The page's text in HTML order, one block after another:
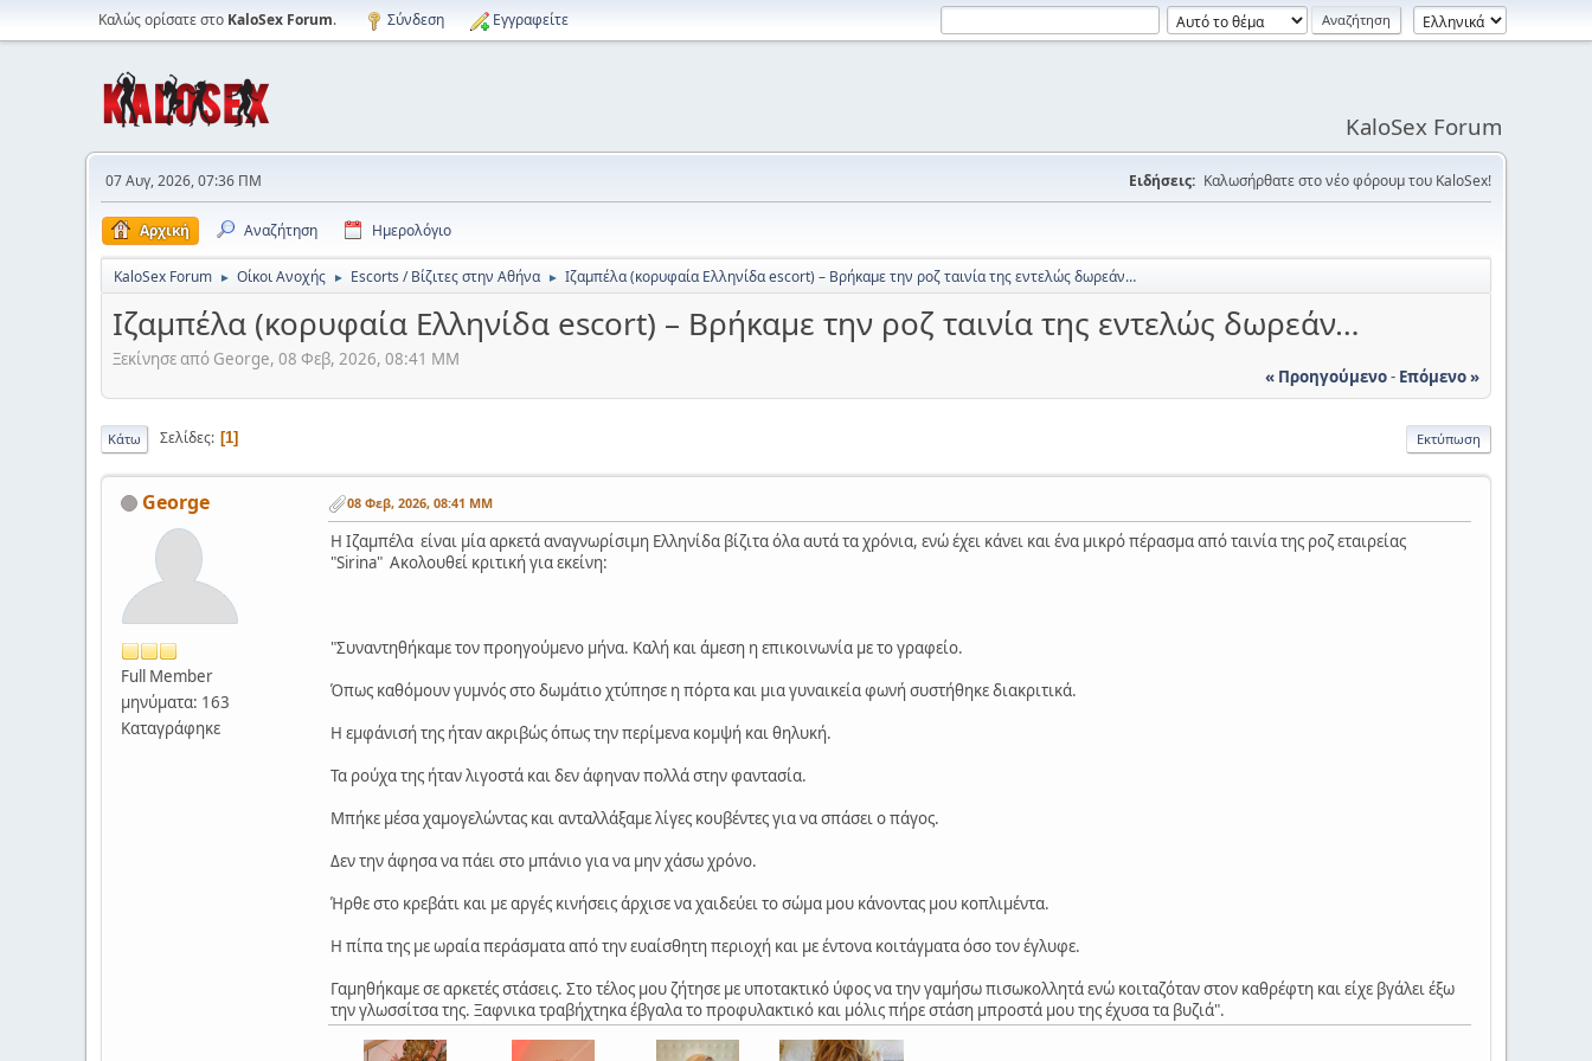
Καλώς ορίσατε στο KaloSex Forum. Σύνδεση Εγγραφείτε
KaloSex Forum
07 Αυγ, 2026, 07:36 ΠΜ Ειδήσεις: Καλωσήρθατε στο νέο φόρουμ του KaloSex!
Αρχική Αναζήτηση Ημερολόγιο
KaloSex Forum ► Οίκοι Ανοχής ► Escorts / Βίζιτες στην Αθήνα ► Ιζαμπέλα (κορυφαία Ελληνίδα escort) – Βρήκαμε την ροζ ταινία της εντελώς δωρεάν…
Ιζαμπέλα (κορυφαία Ελληνίδα escort) – Βρήκαμε την ροζ ταινία της εντελώς δωρεάν…
Ξεκίνησε από George, 08 Φεβ, 2026, 08:41 ΜΜ
« Προηγούμενο- Επόμενο »
Εκτύπωση
Κάτω Σελίδες 1
George
Full Member
μηνύματα: 163
Καταγράφηκε
08 Φεβ, 2026, 08:41 ΜΜ
Η Ιζαμπέλα είναι μία αρκετά αναγνωρίσιμη Ελληνίδα βίζιτα όλα αυτά τα χρόνια, ενώ έχει κάνει και ένα μικρό πέρασμα από ταινία της ροζ εταιρείας
"Sirina" Ακολουθεί κριτική για εκείνη:
"Συναντηθήκαμε τον προηγούμενο μήνα. Καλή και άμεση η επικοινωνία με το γραφείο.
Όπως καθόμουν γυμνός στο δωμάτιο χτύπησε η πόρτα και μια γυναικεία φωνή συστήθηκε διακριτικά.
Η εμφάνισή της ήταν ακριβώς όπως την περίμενα κομψή και θηλυκή.
Τα ρούχα της ήταν λιγοστά και δεν άφηναν πολλά στην φαντασία.
Μπήκε μέσα χαμογελώντας και ανταλλάξαμε λίγες κουβέντες για να σπάσει ο πάγος.
Δεν την άφησα να πάει στο μπάνιο για να μην χάσω χρόνο.
Ήρθε στο κρεβάτι και με αργές κινήσεις άρχισε να χαιδεύει το σώμα μου κάνοντας μου κοπλιμέντα.
Η πίπα της με ωραία περάσματα από την ευαίσθητη περιοχή και με έντονα κοιτάγματα όσο τον έγλυφε.
Γαμηθήκαμε σε αρκετές στάσεις. Στο τέλος μου ζήτησε με υποτακτικό ύφος να την γαμήσω πισωκολλητά ενώ κοιταζόταν στον καθρέφτη και είχε βγάλει έξω
την γλωσσίτσα της. Ξαφνικα τραβήχτηκα έβγαλα το προφυλακτικό και μόλις πήρε στάση μπροστά μου της έχυσα τα βυζιά".